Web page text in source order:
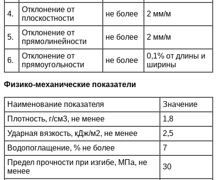
4.
Отклонение от
плоскостности
не более 2 мм/м
5.
Отклонение от
прямолинейности
не более 2 мм/м
6.
Отклонение от
прямоугольности
не более
0,1% от длины и
ширины
Физико-механические показатели
Наименование показателя
Значение
Плотность, г/см3, не менее
1,8
Ударная вязкость, кДж/м2, не менее
2,5
Водопоглащение, % не более
7
Предел прочности при изгибе, МПа, не
менее
30